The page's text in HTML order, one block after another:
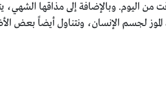
من اليوم. وبالإضافة إلى مذاقها
لجسم الإنسان، ونتناول أيضاً بعض